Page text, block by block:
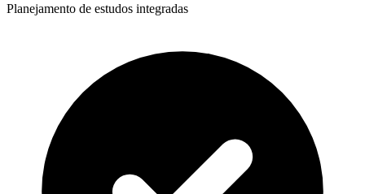
Planejamento de estudos integradas